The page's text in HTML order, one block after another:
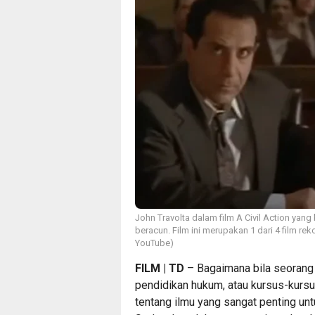
John Travolta dalam film A Civil Action
beracun. Film ini merupakan 1 dari 4 film
YouTube)
FILM | TD – Bagaimana bila
pendidikan hukum, atau kursus-
tentang ilmu yang sangat penting